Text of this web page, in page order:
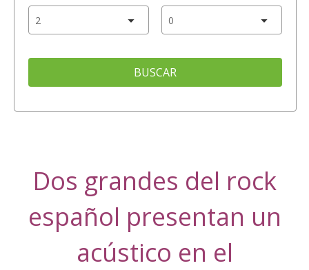
BUSCAR
Dos grandes del rock
español presentan un
acústico en el